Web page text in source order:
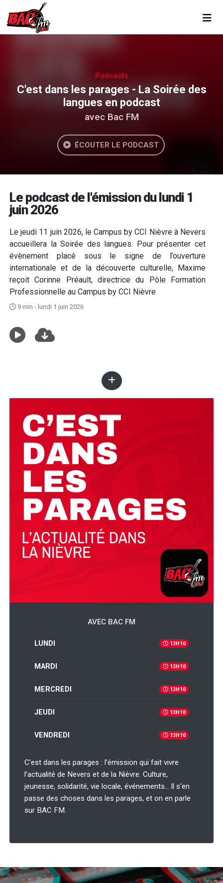
Podcasts
C'est dans les parages - La Soirée des
langues en podcast
avec Bac FM
ÉCOUTER LE PODCAST
Le podcast de l'émission du lundi 1
juin 2026
Le jeudi 11 juin 2026, le Campus by CCI Nièvre à Nevers
accueillera la Soirée des langues. Pour présenter cet
évènement placé sous le signe de l’ouverture
internationale et de la découverte culturelle, Maxime
reçoit Corinne Préault, directrice du Pôle Formation
Professionnelle au Campus by CCI Nièvre
9 min - lundi 1 juin 2026
AVEC BAC FM
LUNDI 13H10
MARDI 13H10
MERCREDI 13H10
JEUDI 13H10
VENDREDI 13H10
C’est dans les parages : l’émission qui fait vivre
l’actualité de Nevers et de la Nièvre. Culture,
jeunesse, solidarité, vie locale, événements… ll s'en
passe des choses dans les parages, et on en parle
sur BAC FM.